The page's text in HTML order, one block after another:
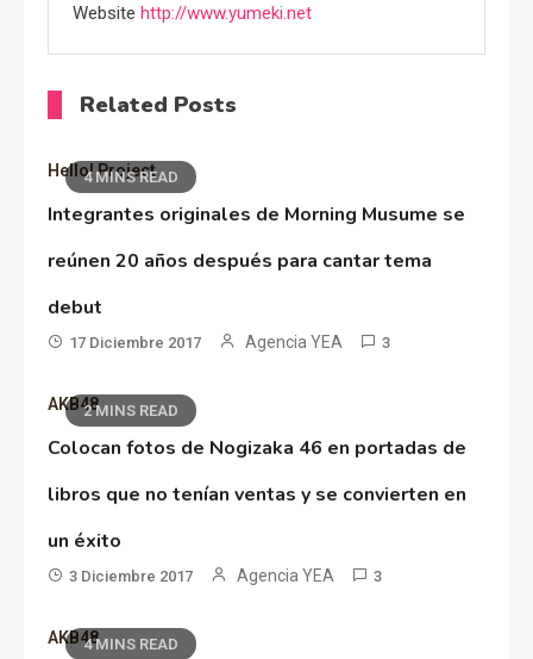
Website http://www.yumeki.net
Related Posts
4 MINS READ
Hello! Project
Integrantes originales de Morning Musume se
reúnen 20 años después para cantar tema
debut
17 Diciembre 2017 Agencia YEA 3
2 MINS READ
AKB48
Colocan fotos de Nogizaka 46 en portadas de
libros que no tenían ventas y se convierten en
un éxito
3 Diciembre 2017 Agencia YEA 3
4 MINS READ
AKB48